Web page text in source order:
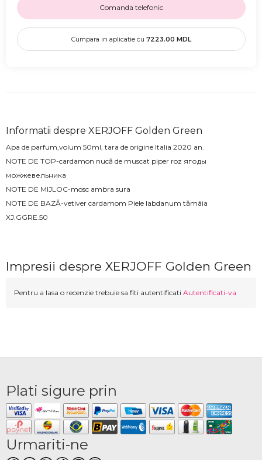
Comanda telefonic
Cumpara in aplicatie cu 7223.00 MDL
Informatii despre XERJOFF Golden Green
Apa de parfum,volum 50ml, tara de origine Italia 2020 an.
NOTE DE TOP-cardamon nucă de muscat piper roz ягоды
можжевельника
NOTE DE MIJLOC-mosc ambra sura
NOTE DE BAZĂ-vetiver cardamom Piele labdanum tămâia
XJ.GGRE.50
Impresii despre XERJOFF Golden Green
Pentru a lasa o recenzie trebuie sa fiti autentificati Autentificati-va
Plati sigure prin
Urmariti-ne